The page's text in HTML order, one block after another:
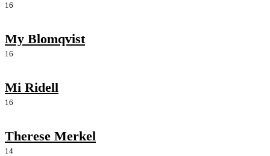
16
My Blomqvist
16
Mi Ridell
16
Therese Merkel
14